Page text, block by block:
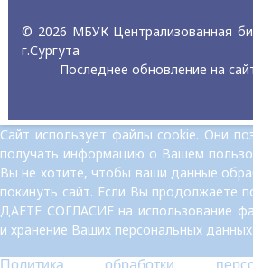
© 2026 МБУК Централизованная
г.Сургута
Последнее обновление на
Сайт использует файлы cookie. Они
получать информацию о Вашем
Вы не хотите, чтобы ваши данные
покинуть сайт. Если Вы продолжаете
ДАЕТЕ СОГЛАСИЕ на использование
и хранение Ваших персональных данных.